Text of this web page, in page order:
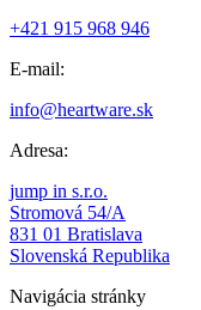
+421 915 968 946
E-mail:
info@heartware.sk
Adresa:
jump in s.r.o.
Stromová 54/A
831 01 Bratislava
Slovenská Republika
Navigácia stránky